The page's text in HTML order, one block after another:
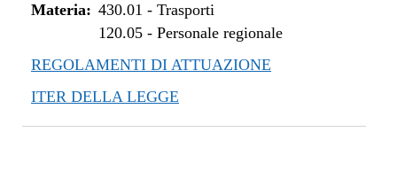
Materia: 430.01 - Trasporti
120.05- Personale regionale
REGOLAMENTI DI ATTUAZIONE
ITER DELLA LEGGE